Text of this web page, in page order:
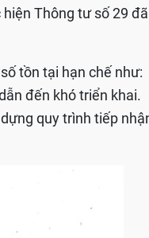
Thông tư số 29 đã
tồn tại hạn chế như:
đến khó triển khai.
quy trình tiếp